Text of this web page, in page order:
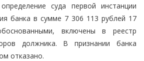
суда первой инстанции
банка в сумме 7 306 113 рублей 17
включены в реестр
должника. В признании банка
отказано.